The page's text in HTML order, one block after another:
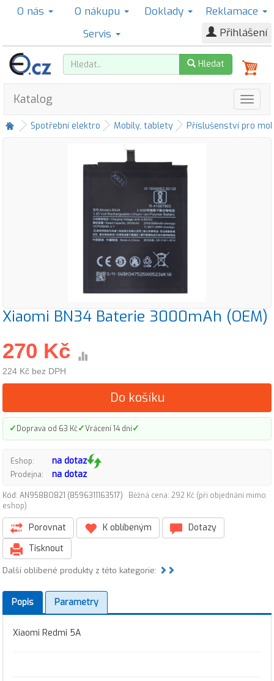
O nás O nákupu Doklady
Reklamace
Servis
Přihlášení
Hledat
Katalog
Spotřební elektro Mobily, tablety Příslušenství pro
Xiaomi BN34 Baterie 3000mAh (OEM)
270 Kč
224 Kč bez DPH
Do košíku
✓Doprava od 63 Kč✓Vrácení 14 dní✓
Eshop: na dotaz
Prodejna: na dotaz
Kód: AN958BO821 (8596311163517)
Běžná cena: 292 Kč (při objednání mimo
eshop)
Porovnat K oblíbeným
Dotazy
Tisknout
Další oblíbené produkty z této kategorie:
Popis Parametry
Xiaomi Redmi 5A